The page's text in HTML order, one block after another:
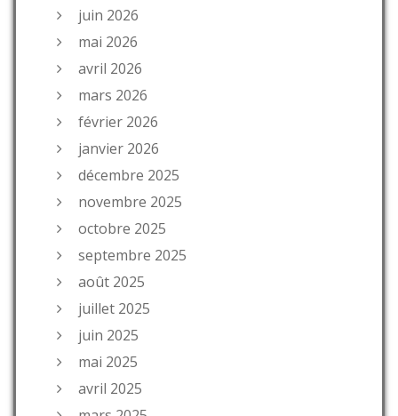
juin 2026
mai 2026
avril 2026
mars 2026
février 2026
janvier 2026
décembre 2025
novembre 2025
octobre 2025
septembre 2025
août 2025
juillet 2025
juin 2025
mai 2025
avril 2025